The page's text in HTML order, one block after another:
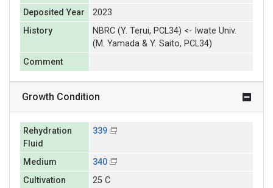
Deposited Year
2023
History
NBRC (Y. Terui, PCL34) <- Iwate Univ.
(M. Yamada & Y. Saito, PCL34)
Comment
Growth Condition
Rehydration
Fluid
339
Medium
340
Cultivation
25 C